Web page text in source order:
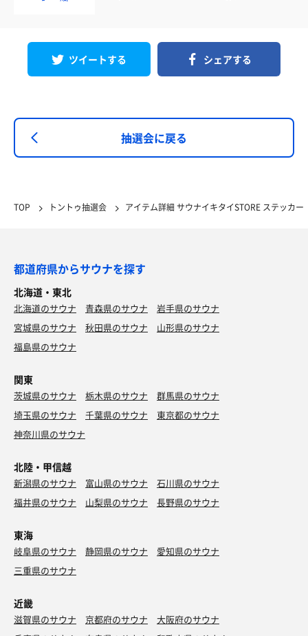
ツイートする シェアする
抽選会に戻る
TOP トントゥ抽選会 アイテム詳細 サウナイキタイSTORE ステッカー
都道府県からサウナを探す
北海道・東北
北海道のサウナ 青森県のサウナ
岩手県のサウナ
宮城県のサウナ
秋田県のサウナ
山形県のサウナ
福島県のサウナ
関東
茨城県のサウナ 栃木県のサウナ
群馬県のサウナ
埼玉県のサウナ
千葉県のサウナ
東京都のサウナ
神奈川県のサウナ
北陸・甲信越
新潟県のサウナ 富山県のサウナ
石川県のサウナ
福井県のサウナ
山梨県のサウナ 長野県のサウナ
東海
岐阜県のサウナ 静岡県のサウナ
愛知県のサウナ
三重県のサウナ
近畿
滋賀県のサウナ 京都府のサウナ
大阪府のサウナ